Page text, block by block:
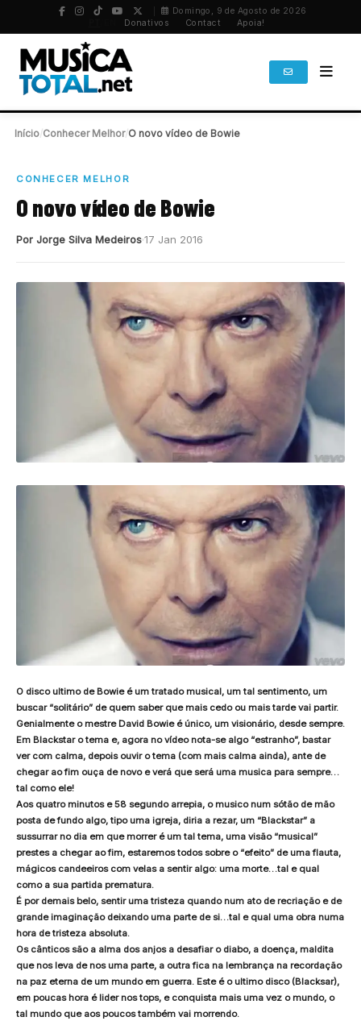
Domingo, 9 de Agosto de 2026
Donativos Contact Apoia!
Início Conhecer Melhor/ O novo vídeo de Bowie
CONHECER MELHOR
O novo vídeo de Bowie
Por Jorge Silva Medeiros17 Jan 2016
O disco ultimo de Bowie é um tratado musical, um tal sentimento, um
buscar “solitário” de quem saber que mais cedo ou mais tarde vai partir.
Genialmente o mestre David Bowie é único, um visionário, desde sempre.
Em Blackstar o tema e, agora no vídeo nota-se algo “estranho”, bastar
ver com calma, depois ouvir o tema (com mais calma ainda), ante de
chegar ao fim ouça de novo e verá que será uma musica para sempre…
tal como ele!
Aos quatro minutos e 58 segundo arrepia, o musico num sótão de mão
posta de fundo algo, tipo uma igreja, diria a rezar, um “Blackstar” a
sussurrar no dia em que morrer é um tal tema, uma visão “musical”
prestes a chegar ao fim, estaremos todos sobre o “efeito” de uma flauta,
mágicos candeeiros com velas a sentir algo: uma morte…tal e qual
como a sua partida prematura.
É por demais belo, sentir uma tristeza quando num ato de recriação e de
grande imaginação deixando uma parte de si…tal e qual uma obra numa
hora de tristeza absoluta.
Os cânticos são a alma dos anjos a desafiar o diabo, a doença, maldita
que nos leva de nos uma parte, a outra fica na lembrança na recordação
na paz eterna de um mundo em guerra. Este é o ultimo disco (Blacksar),
em poucas hora é lider nos tops, e conquista mais uma vez o mundo, o
tal mundo que aos poucos também vai morrendo.